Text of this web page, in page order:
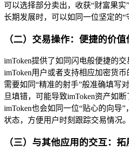
可以选择部分卖出，收获“财富果
长期发展时，可以如同一位坚定的“
（二）交易操作：便捷的价值
imToken提供了如同闪电般便捷的
imToken用户或者支持相应加密货币
需要如同“精准的射手”般准确填写
旦填错，可能导致imToken资产如
imToken也会如同一位“贴心的向导
状态，方便用户时刻跟踪交易情况。
（三）与其他应用的交互：拓